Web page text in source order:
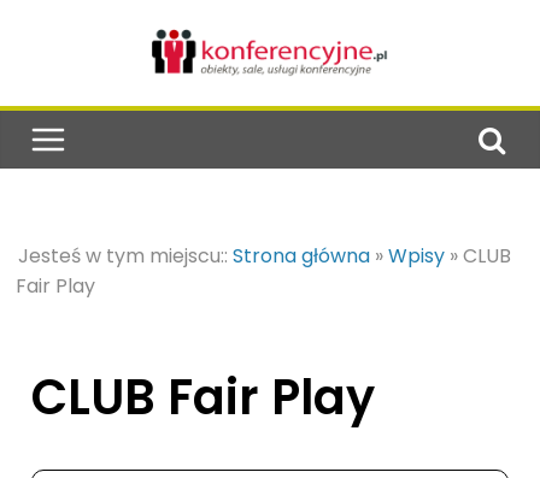
Jesteś w tym miejscu:: Strona główna »Wpisy »CLUB
Fair Play
CLUB Fair Play